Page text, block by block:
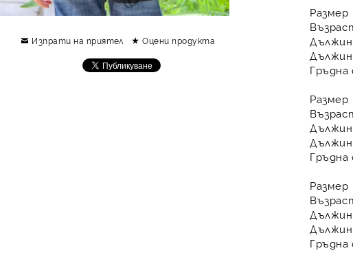
Размер
Гръдна
Размер
Гръдна
Размер
Гръдна
Изпрати на приятел Оцени продукта